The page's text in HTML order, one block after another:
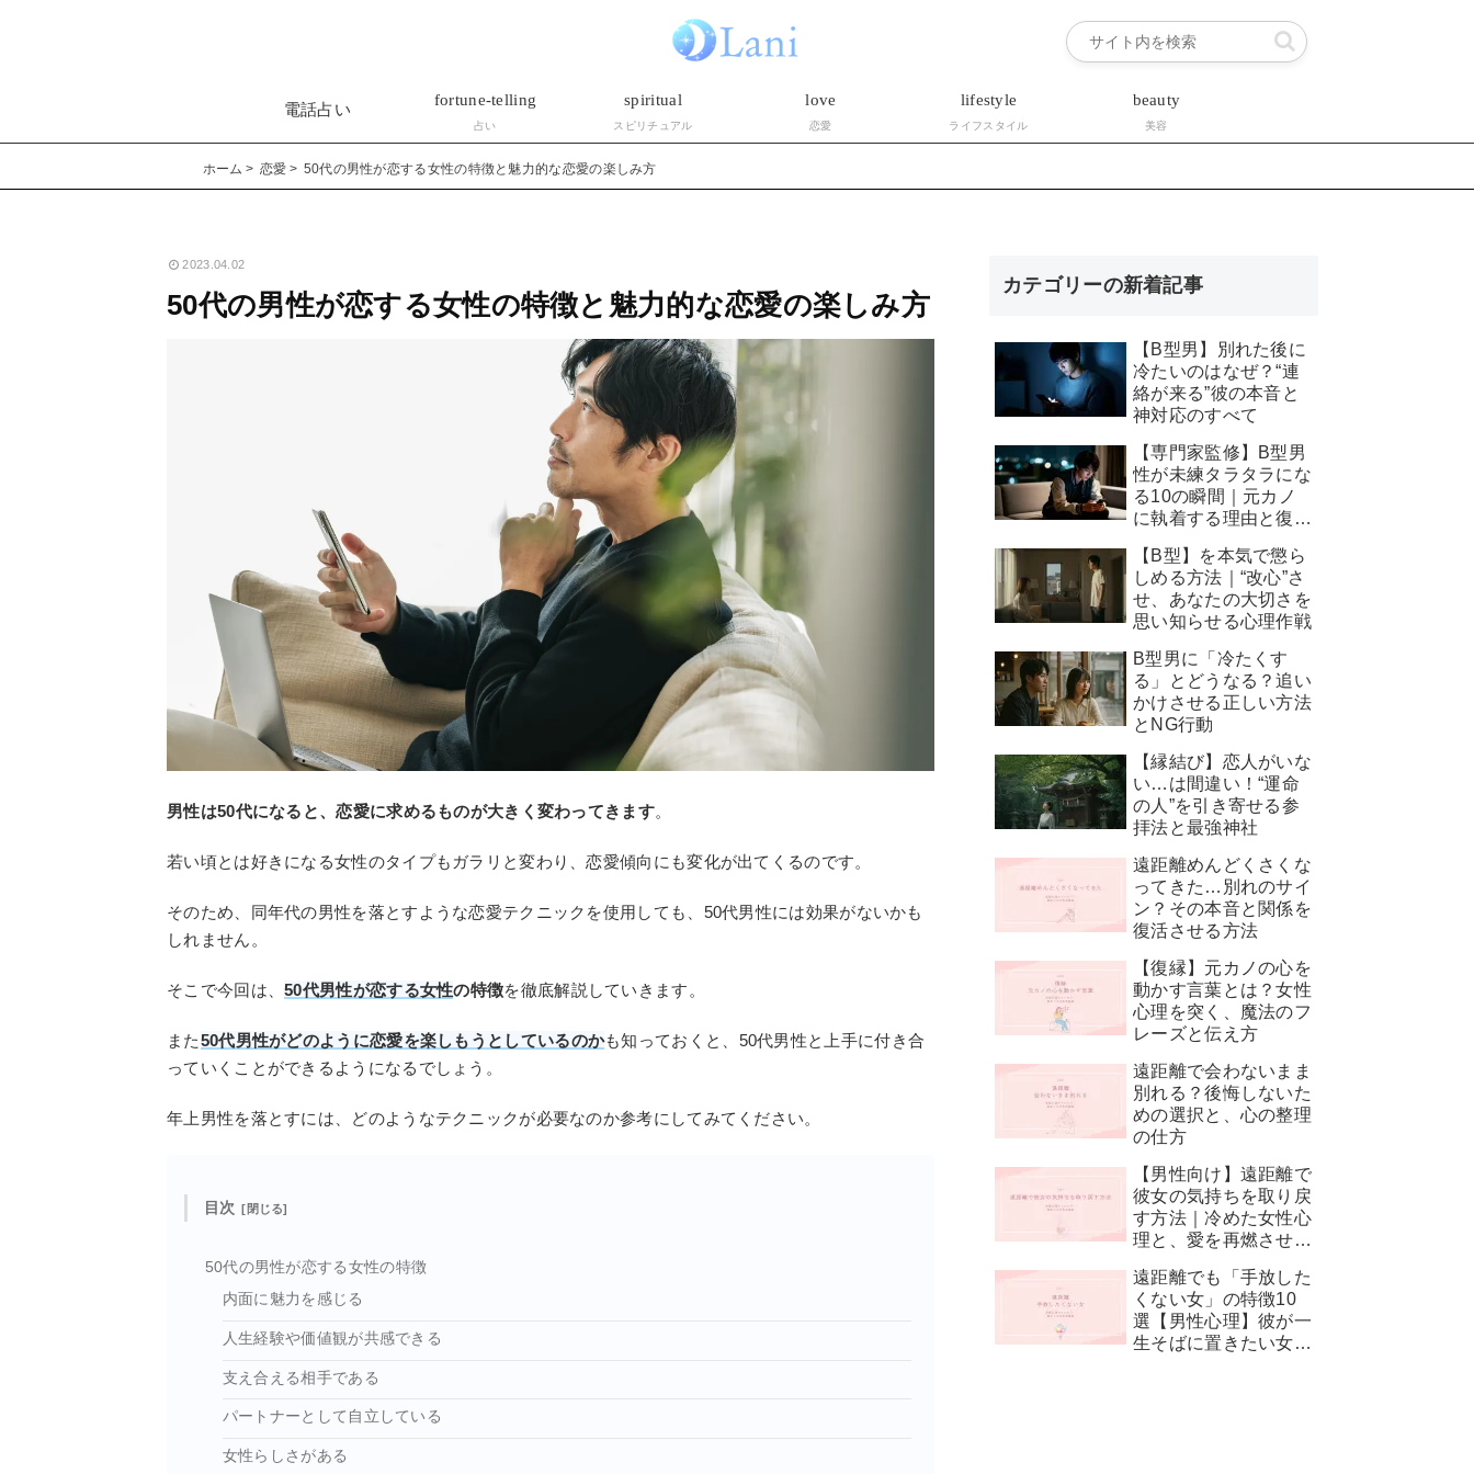
電話占い
fortune-telling
占い
spiritual
スピリチュアル
love
恋愛
lifestyle
ライフスタイル
beauty
美容
ホーム 恋愛 50代の男性が恋する女性の特徴と魅力的な恋愛の楽しみ方
2023.04.02
50代の男性が恋する女性の特徴と魅力的な恋愛の楽しみ方
男性は50代になると、恋愛に求めるものが大きく変わってきます。
若い頃とは好きになる女性のタイプもガラリと変わり、恋愛傾向にも変化が出てくるのです。
そのため、同年代の男性を落とすような恋愛テクニックを使用しても、50代男性には効果がないかも
しれません。
そこで今回は、50代男性が恋する女性の特徴を徹底解説していきます。
また50代男性がどのように恋愛を楽しもうとしているのかも知っておくと、50代男性と上手に付き合
っていくことができるようになるでしょう。
年上男性を落とすには、どのようなテクニックが必要なのか参考にしてみてください。
目次
50代の男性が恋する女性の特徴
内面に魅力を感じる
人生経験や価値観が共感できる
支え合える相手である
パートナーとして自立している
女性らしさがある
カテゴリーの新着記事
【B型男】別れた後に
冷たいのはなぜ？“連
絡が来る”彼の本音と
神対応のすべて
【専門家監修】B型男
性が未練タラタラにな
る10の瞬間｜元カノ
に執着する理由と復縁
【B型】を本気で懲ら
しめる方法｜“改心”さ
せ、あなたの大切さを
思い知らせる心理作戦
B型男に「冷たくす
る」とどうなる？追い
かけさせる正しい方法
とNG行動
【縁結び】恋人がいな
い…は間違い！“運命
の人”を引き寄せる参
拝法と最強神社
遠距離めんどくさくな
ってきた…別れのサイ
ン？その本音と関係を
復活させる方法
【復縁】元カノの心を
動かす言葉とは？女性
心理を突く、魔法のフ
レーズと伝え方
遠距離で会わないまま
別れる？後悔しないた
めの選択と、心の整理
の仕方
【男性向け】遠距離で
彼女の気持ちを取り戻
す方法｜冷めた女性心
理と、愛を再燃させる
遠距離でも「手放した
くない女」の特徴10
選【男性心理】彼が一
生そばに置きたい女性